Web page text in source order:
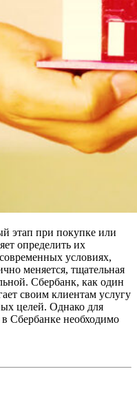
этап при покупке или
определить их
условиях,
меняется, тщательная
Сбербанк, как один
своим клиентам услугу
целей. Однако для
Сбербанке необходимо